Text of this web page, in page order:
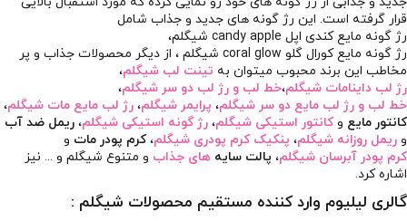
قرار گرفته است. این رژ گونه های جدید و جذاب شامل
رژ گونه مایع کندی اپل candy apple شیگلم
،
رژ گونه مایع کورال گلو coral glow شیگلم
، از دیگر محصولات جذاب و پر
مخاطب این برند محبوب میتوان به تینت لب شیگلم،
رژ لب داینامات شیگلم،خط لب و رژ لب دو سر شیگلم،
خط لب و رژ لب مایع دو سر شیگلم، پرایمر شیگلم، رژ لب مایع مات شیگلم،
کانتور مایع وکانتور استیکی شیگلم، رژ گونه استیکی شیگلم، ریمل ضد آب
و ریمل روزانه شیگلم، پنکیک کرم پودری شیگلم،کرم پودر مات و
کرم پودر آبرسان شیگلم، پالت سایه های جذاب و متنوع شیگلم و ... نیز
اشاره کرد.
گالری لیلیوم وارد کننده مستقیم محصولات شیگلم :